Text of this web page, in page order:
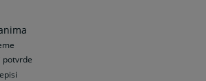
potvrde